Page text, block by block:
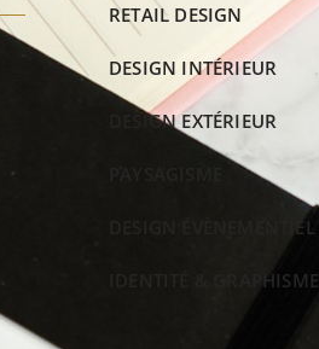
RETAIL DESIGN
DESIGN INTÉRIEUR
DESIGN EXTÉRIEUR
DESIGN ÉVÈNEMENTIEL
IDENTITÉ & GRAPHISME